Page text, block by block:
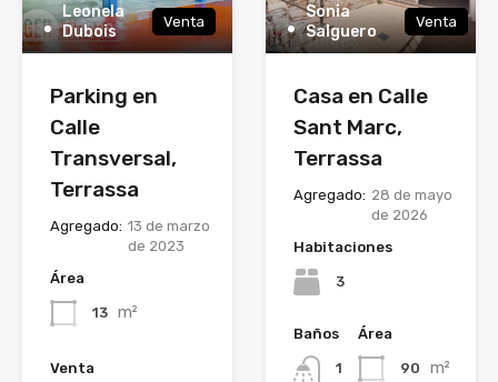
Leonela
Dubois
Venta
Parking en
Calle
Transversal,
Terrassa
Agregado: 13 de marzo
de 2023
Área
13 m²
Venta
Sonia
Salguero
Venta
Casa en Calle
Sant Marc,
Terrassa
Agregado: 28 de mayo
de 2026
Habitaciones
3
Baños
1
Área
90 m²